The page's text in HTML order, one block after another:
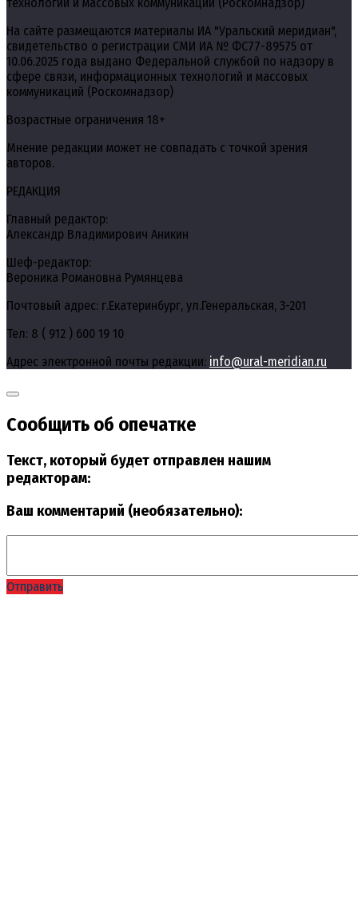
технологий и массовых коммуникаций (Роскомнадзор)
На сайте размещаются материалы ИА "Уральский меридиан",
свидетельство о регистрации СМИ ИА № ФС77-89575 от
10.06.2025 года выдано Федеральной службой по надзору в
сфере связи, информационных технологий и массовых
коммуникаций (Роскомнадзор)
Возрастные ограничения 18+
Мнение редакции может не совпадать с точкой зрения
авторов.
РЕДАКЦИЯ
Главный редактор:
Александр Владимирович Аникин
Шеф-редактор:
Вероника Романовна Румянцева
Почтовый адрес: г.Екатеринбург, ул.Генеральская, 3-201
Тел: 8 ( 912 ) 600 19 10
Адрес электронной почты редакции: info@ural-meridian.ru
Сообщить об опечатке
Текст, который будет отправлен нашим
редакторам:
Ваш комментарий (необязательно):
Отправить